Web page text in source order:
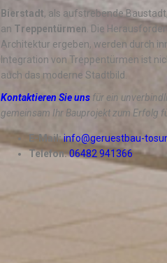
Bierstadt, als aufstrebende
an Treppentürmen . Die
Architektur ergeben, werden durch
Integration von Treppentürmen ist
auch das moderne Stadtbild.
Kontaktieren Sie uns für ein
gemeinsam Ihr Bauprojekt zum Erfolg
E-Mail:info@geruestbau-
Telefon:06482 941366